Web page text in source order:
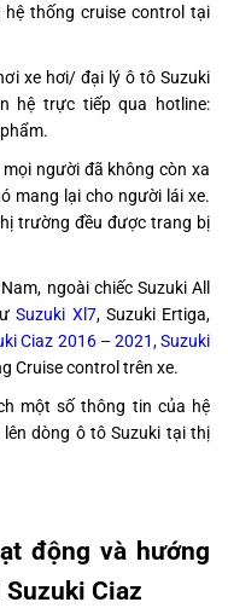
thống cruise control tại
xe hơi/ đại lý ô tô Suzuki
hệ trực tiếp qua hotline:
người đã không còn xa
mang lại cho người lái xe.
trường đều được trang bị
ngoài chiếc Suzuki All
Suzuki Xl7, Suzuki Ertiga,
Ciaz 2016 – 2021, Suzuki
Cruise control trên xe.
một số thông tin của hệ
dòng ô tô Suzuki tại thị
động và hướng
Ciaz